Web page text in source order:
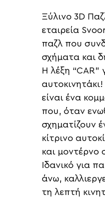
Ξύλινο 3D
εταιρεία
παζλ που
σχήματα και
Η λέξη “CAR”
είναι ένα
που, όταν
σχηματίζουν
κίτρινο
και μοντέρνο
Ιδανικό για
άνω,
τη λεπτή